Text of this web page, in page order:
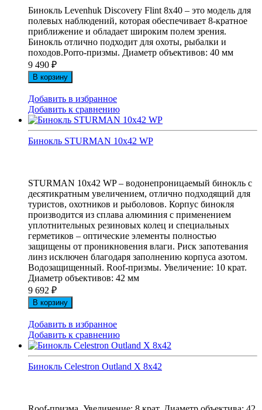
Бинокль Levenhuk Discovery Flint 8x40 – это модель для
полевых наблюдений, которая обеспечивает 8-кратное
приближение и обладает широким полем зрения.
Бинокль отлично подходит для охоты, рыбалки и
походов.Porro-призмы. Диаметр объективов: 40 мм
9 490 ₽
В корзину
Добавить в избранное
Добавить к сравнению
Бинокль STURMAN 10x42 WP
STURMAN 10x42 WP – водонепроницаемый бинокль с
десятикратным увеличением, отлично подходящий для
туристов, охотников и рыболовов. Корпус бинокля
производится из сплава алюминия с применением
уплотнительных резиновых колец и специальных
герметиков – оптические элементы полностью
защищены от проникновения влаги. Риск запотевания
линз исключен благодаря заполнению корпуса азотом.
Водозащищенный. Roof-призмы. Увеличение: 10 крат.
Диаметр объективов: 42 мм
9 692 ₽
В корзину
Добавить в избранное
Добавить к сравнению
Бинокль Celestron Outland X 8x42